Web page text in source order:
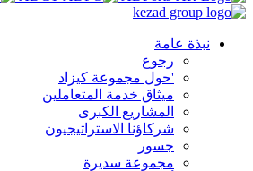
نبذة عامة
رجوع
'حول مجموعة كيزاد
ميثاق خدمة المتعاملين
المشاريع الكبرى
شركاؤنا الاستراتيجيون
جسور
مجموعة سديرة